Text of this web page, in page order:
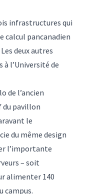
infrastructures qui
calcul pancanadien
deux autres
à l’Université de
de l’ancien
du pavillon
le
du même design
l’importante
– soit
alimenter 140
campus.